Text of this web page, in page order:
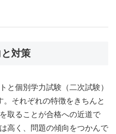
対策
と個別学力試験（二次試験）
それぞれの特徴をきちんと
取ることが合格への近道で
高く、問題の傾向をつかんで